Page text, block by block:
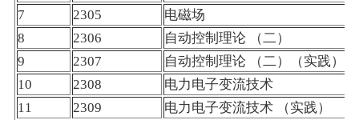
7
2305
电磁场
8
2306
自动控制理论 （二）
9
2307
自动控制理论 （二）（实践
10
2308
电力电子变流技术
11
2309
电力电子变流技术 （实践）